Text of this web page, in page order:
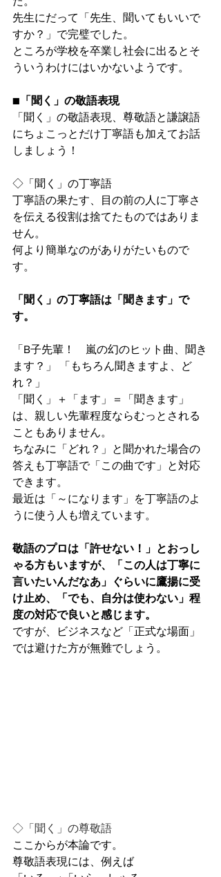
先生にだって「先生、聞いてもいいで
すか？」で完璧でした。
ところが学校を卒業し社会に出るとそ
ういうわけにはいかないようです。
■ 「聞く」の敬語表現
「聞く」の敬語表現、尊敬語と謙譲語
にちょこっとだけ丁寧語も加えてお話
しましょう！
◇「聞く」の丁寧語
丁寧語の果たす、目の前の人に丁寧さ
を伝える役割は捨てたものではありま
せん。
何より簡単なのがありがたいもので
す。
「聞く」の丁寧語は「聞きます」で
す。
「B子先輩！　嵐の幻のヒット曲、聞き
ます？」 「もちろん聞きますよ、ど
れ？」
「聞く」＋「ます」＝「聞きます」
は、親しい先輩程度ならむっとされる
こともありません。
ちなみに「どれ？」と聞かれた場合の
答えも丁寧語で「この曲です」と対応
できます。
最近は「～になります」を丁寧語のよ
うに使う人も増えています。
敬語のプロは「許せない！」とおっし
ゃる方もいますが、「この人は丁寧に
言いたいんだなあ」ぐらいに鷹揚に受
け止め、「でも、自分は使わない」程
度の対応で良いと感じます。
ですが、ビジネスなど「正式な場面」
では避けた方が無難でしょう。
◇「聞く」の尊敬語
ここからが本論です。
尊敬語表現には、例えば